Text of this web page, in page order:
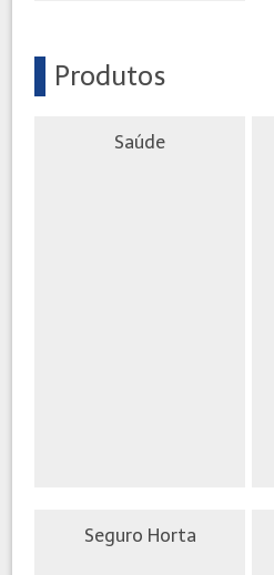
Produtos
Saúde
Seguro Horta